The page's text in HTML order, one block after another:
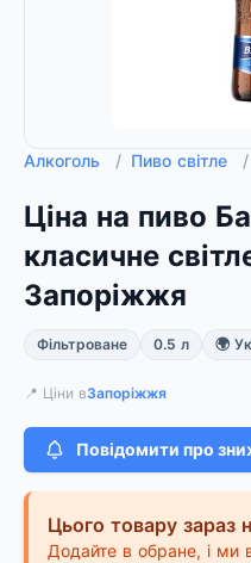
Алкоголь / Пиво світле /
Ціна на пиво
класичне
Запоріжжя
Фільтроване 0.5 л 🌍
📍 Ціни вЗапоріжжя
Повідомити про
Цього товару зараз
Додайте в обране, і ми